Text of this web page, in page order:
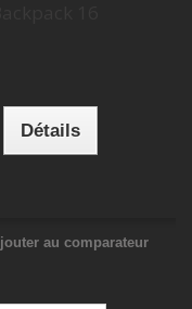
Détails
au comparateur